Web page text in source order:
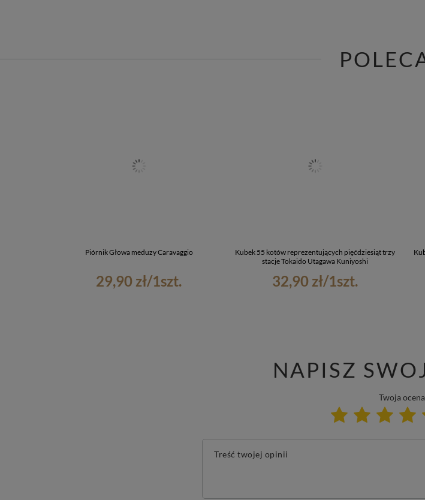
Piórnik Głowa meduzy Caravaggio
29,90 zł/1szt.
Kubek 55 kotów reprezentujących pięćdziesiąt trzy
stacje Tokaido Utagawa Kuniyoshi
32,90 zł/1szt.
NAPISZ
Twoja
Treść twojej opinii